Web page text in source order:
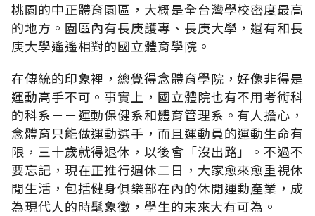
桃園的中正體育園區，大概是全台灣學校密度最高
的地方。園區內有長庚護專、長庚大學，還有和長
庚大學遙遙相對的國立體育學院。
在傳統的印象裡，總覺得念體育學院，好像非得是
運動高手不可。事實上，國立體院也有不用考術科
的科系－－運動保健系和體育管理系。有人擔心，
念體育只能做運動選手，而且運動員的運動生命有
限，三十歲就得退休，以後會「沒出路」。不過不
要忘記，現在正推行週休二日，大家愈來愈重視休
閒生活，包括健身俱樂部在內的休閒運動產業，成
為現代人的時髦象徵，學生的末來大有可為。